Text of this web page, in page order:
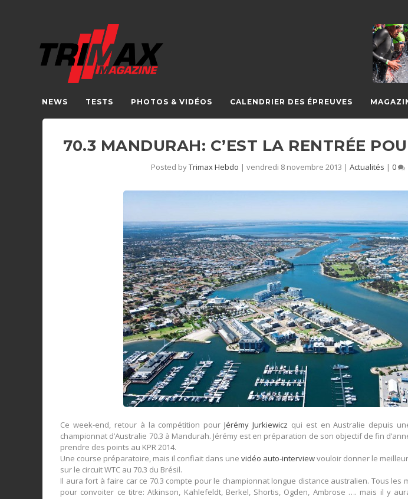
NEWS TESTS PHOTOS & VIDÉOS CALENDRIER DES ÉPREUVES
70.3 MANDURAH: C’EST LA RENTRÉE
Posted byTrimax Hebdo | vendredi 8 novembre 2013 | Actualités | 0
Ce week-end, retour à la compétition pourJérémy Jurkiewicz qui est en Australie depuis
championnat d’Australie 70.3 à Mandurah. Jérémy est en préparation de son objectif de fin
prendre des points au KPR 2014.
Une course préparatoire, mais il confiait dans unevidéo auto-interviewvouloir donner le
sur le circuit WTC au 70.3 du Brésil.
Il aura fort à faire car ce 70.3 compte pour le championnat longue distance australien. Tous les
pour convoiter ce titre: Atkinson, Kahlefeldt, Berkel, Shortis, Ogden, Ambrose …. mais il y